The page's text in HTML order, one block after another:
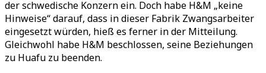
der schwedische Konzern ein. Doch habe H&M „keine
Hinweise“ darauf, dass in dieser Fabrik Zwangsarbeiter
eingesetzt würden, hieß es ferner in der Mitteilung.
Gleichwohl habe H&M beschlossen, seine Beziehungen
zu Huafu zu beenden.